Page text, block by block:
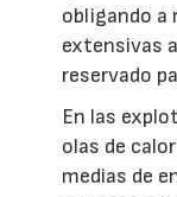
obligando a
extensivas
reservado
En las
olas de
medias de